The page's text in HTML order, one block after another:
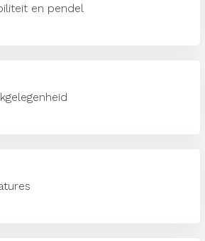
en pendel